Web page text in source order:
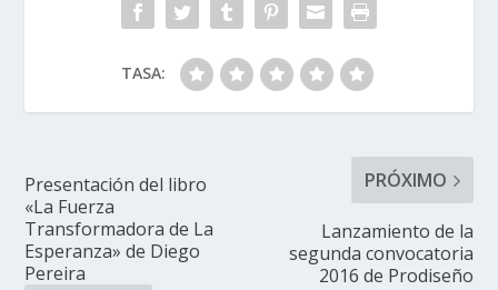
TASA:
Presentación del libro
«La Fuerza
Transformadora de La
Esperanza» de Diego
Pereira
PRÓXIMO
Lanzamiento de la
segunda convocatoria
2016 de Prodiseño